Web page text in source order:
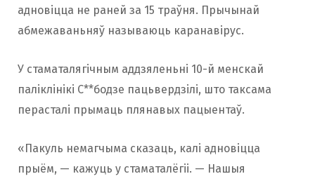
адновіцца не раней за 15 траўня. Прычынай
абмежаваньняў называюць каранавірус.
У стаматалягічным аддзяленьні 10-й менскай
паліклінікі С**бодзе пацьвердзілі, што таксама
перасталі прымаць плянавых пацыентаў.
«Пакуль немагчыма сказаць, калі адновіцца
прыём, — кажуць у стаматалёгіі. — Нашыя